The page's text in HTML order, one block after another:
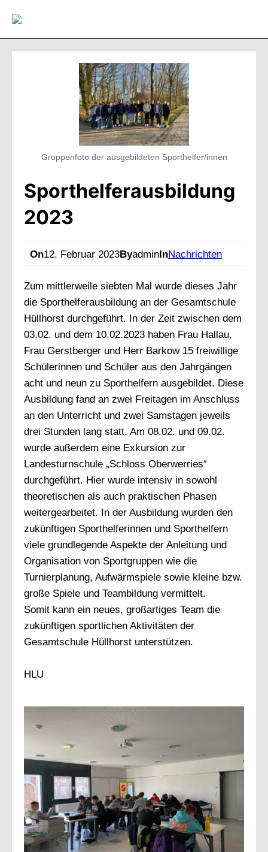
zum
Inhalt
Gruppenfoto der ausgebildeten Sporthelfer/innen
Sporthelferausbildung
2023
On12. Februar 2023ByadminInNachrichten
Zum mittlerweile siebten Mal wurde dieses Jahr
die Sporthelferausbildung an der Gesamtschule
Hüllhorst durchgeführt. In der Zeit zwischen dem
03.02. und dem 10.02.2023 haben Frau Hallau,
Frau Gerstberger und Herr Barkow 15 freiwillige
Schülerinnen und Schüler aus den Jahrgängen
acht und neun zu Sporthelfern ausgebildet. Diese
Ausbildung fand an zwei Freitagen im Anschluss
an den Unterricht und zwei Samstagen jeweils
drei Stunden lang statt. Am 08.02. und 09.02.
wurde außerdem eine Exkursion zur
Landesturnschule „Schloss Oberwerries“
durchgeführt. Hier wurde intensiv in sowohl
theoretischen als auch praktischen Phasen
weitergearbeitet. In der Ausbildung wurden den
zukünftigen Sporthelferinnen und Sporthelfern
viele grundlegende Aspekte der Anleitung und
Organisation von Sportgruppen wie die
Turnierplanung, Aufwärmspiele sowie kleine bzw.
große Spiele und Teambildung vermittelt.
Somit kann ein neues, großartiges Team die
zukünftigen sportlichen Aktivitäten der
Gesamtschule Hüllhorst unterstützen.
HLU